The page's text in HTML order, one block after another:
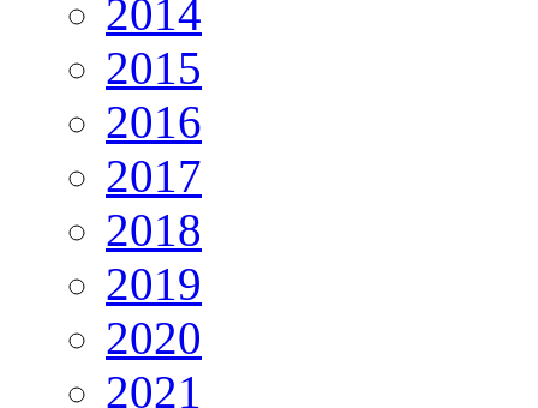
2014
2015
2016
2017
2018
2019
2020
2021